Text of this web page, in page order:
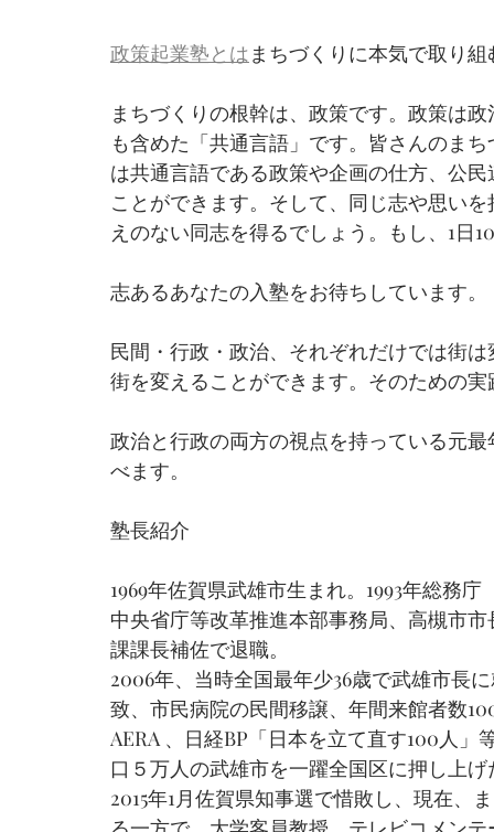
政策起業塾とはまちづくりに本気で取り
まちづくりの根幹は、政策です。政策は
も含めた「共通言語」です。皆さんのま
は共通言語である政策や企画の仕方、公
ことができます。そして、同じ志や思い
えのない同志を得るでしょう。もし、1
志あるあなたの入塾をお待ちしています。
民間・行政・政治、それぞれだけでは街
街を変えることができます。そのための
政治と行政の両方の視点を持っている元
べます。
塾長紹介
1969年佐賀県武雄市生まれ。1993年総務
中央省庁等改革推進本部事務局、高槻市
課課長補佐で退職。
2006年、当時全国最年少36歳で武雄市長
致、市民病院の民間移譲、年間来館者数
AERA 、日経BP「日本を立て直す100人
口５万人の武雄市を一躍全国区に押し上
2015年1月佐賀県知事選で惜敗し、現在、